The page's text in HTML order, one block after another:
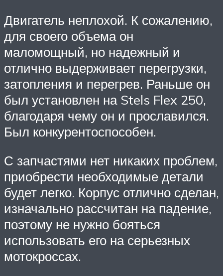
Двигатель неплохой. К сожалению,
для своего объема он
маломощный, но надежный и
отлично выдерживает перегрузки,
затопления и перегрев. Раньше он
был установлен на Stels Flex 250,
благодаря чему он и прославился.
Был конкурентоспособен.
С запчастями нет никаких проблем,
приобрести необходимые детали
будет легко. Корпус отлично сделан,
изначально рассчитан на падение,
поэтому не нужно бояться
использовать его на серьезных
мотокроссах.